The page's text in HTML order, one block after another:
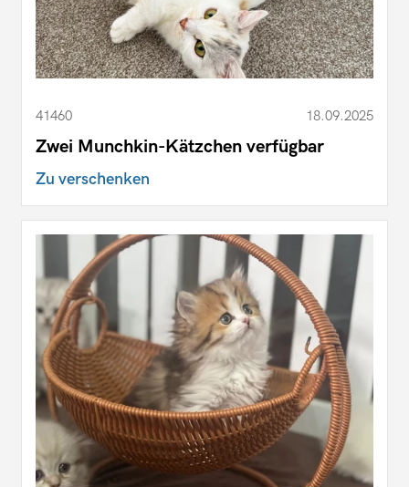
41460 18.09.2025
Zwei Munchkin-Kätzchen verfügbar
Zu verschenken